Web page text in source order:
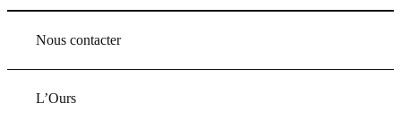
Nous contacter
L’Ours